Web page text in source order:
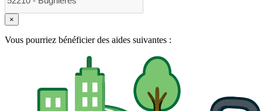
×
Vous pourriez bénéficier des aides suivantes :